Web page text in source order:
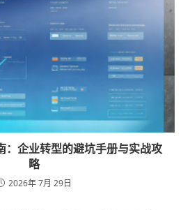
：企业转型的避坑手册与实战攻
略
2026年 7月 29日